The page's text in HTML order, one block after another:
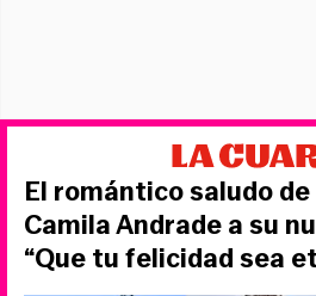
El romántico saludo
Camila Andrade a su
“Que tu felicidad sea